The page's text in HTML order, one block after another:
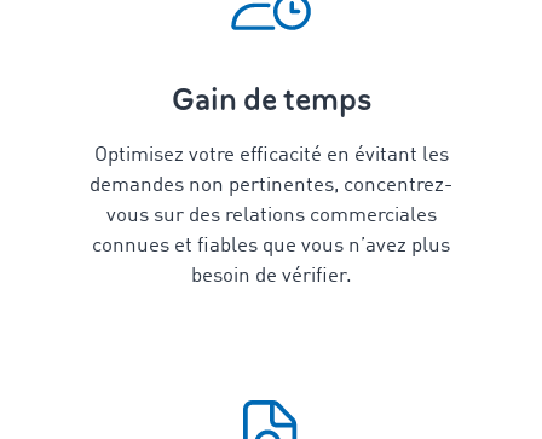
Gain de temps
Optimisez votre efficacité en évitant les
demandes non pertinentes, concentrez-
vous sur des relations commerciales
connues et fiables que vous n’avez plus
besoin de vérifier.